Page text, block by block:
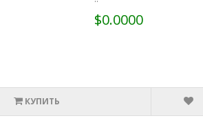
$0.0000
КУПИТЬ